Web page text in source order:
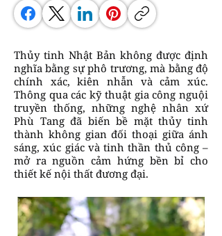
Thủy tinh Nhật Bản không được định
nghĩa bằng sự phô trương, mà bằng độ
chính xác, kiên nhẫn và cảm xúc.
Thông qua các kỹ thuật gia công nguội
truyền thống, những nghệ nhân xứ
Phù Tang đã biến bề mặt thủy tinh
thành không gian đối thoại giữa ánh
sáng, xúc giác và tinh thần thủ công –
mở ra nguồn cảm hứng bền bỉ cho
thiết kế nội thất đương đại.